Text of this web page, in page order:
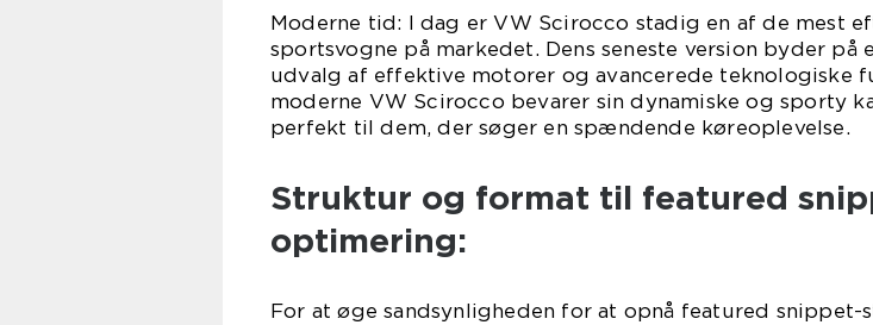
Moderne tid: I dag er VW Scirocco stadig en af de mest
sportsvogne på markedet. Dens seneste version byder på
udvalg af effektive motorer og avancerede teknologiske
moderne VW Scirocco bevarer sin dynamiske og sporty
perfekt til dem, der søger en spændende køreoplevelse.
Struktur og format til featured
optimering:
For at øge sandsynligheden for at opnå featured snippet-